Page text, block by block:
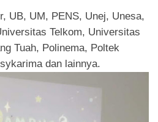
UB, UM, PENS, Unej, Unesa,
Telkom, Universitas
Tuah, Polinema, Poltek
dan lainnya.